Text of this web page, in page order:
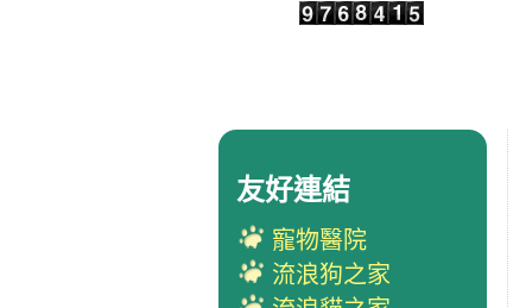
友好連結
寵物醫院
流浪狗之家